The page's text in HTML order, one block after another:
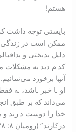
هستم!
بايستی توجه داشت
ممکن است در زندگی
دليل بد‌بختی و
کدام ديد به مشکلات
آنها برخورد
او با خبر باشد، نه
می‌داند که بر طبق
خدا را دوست دارند و